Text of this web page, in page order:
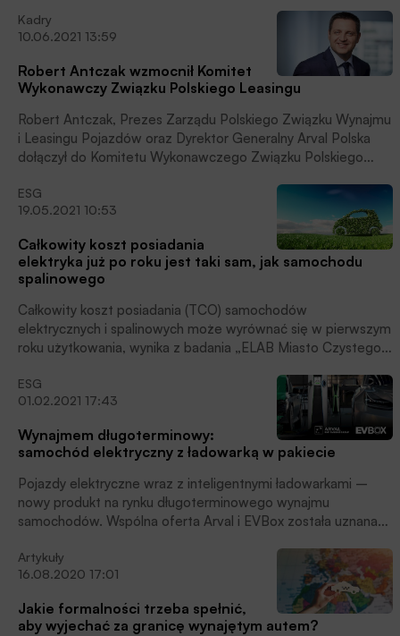
Kadry
10.06.2021 13:59
Robert Antczak wzmocnił Komitet
Wykonawczy Związku Polskiego Leasingu
Robert Antczak, Prezes Zarządu Polskiego Związku Wynajmu
i Leasingu Pojazdów oraz Dyrektor Generalny Arval Polska
dołączył do Komitetu Wykonawczego Związku Polskiego
ZLP.
ESG
19.05.2021 10:53
Całkowity koszt posiadania
elektryka już po roku jest taki sam, jak samochodu
spalinowego
Całkowity koszt posiadania (TCO) samochodów
elektrycznych i spalinowych może wyrównać się w pierwszym
roku użytkowania, wynika z badania „ELAB Miasto Czystego
elektromobilności w Polsce i w regionie Europy Środkowo
Wschodniej. Projekt koordynowany był przez Polskie
Stowarzyszenie Paliw Alternatywnych. Za wsparcie
merytoryczne badania odpowiadał Arval Service Lease
Polska, działający na rynku wynajmu długoterminowego
pojazdów z pełną obsługą.
ESG
01.02.2021 17:43
Wynajmem długoterminowy:
samochód elektryczny z ładowarką w pakiecie
Pojazdy elektryczne wraz z inteligentnymi ładowarkami –
nowy produkt na rynku długoterminowego wynajmu
samochodów. Wspólna oferta Arval i EVBox została uznana
finansowanie niskoemisyjnego transportu” w konkursie Fleet
Derby, organizowanym przez branżowy magazyn „Fleet”.
Artykuły
16.08.2020 17:01
Jakie formalności trzeba spełnić,
aby wyjechać za granicę wynajętym autem?